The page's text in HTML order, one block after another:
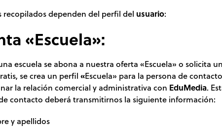
recopilados dependen del perfil del usuario:
«Escuela»:
escuela se abona a nuestra oferta «Escuela» o solicita
se crea un perfil «Escuela» para la persona de
la relación comercial y administrativa con EduMedia.
contacto deberá transmitirnos la siguiente información:
y apellidos